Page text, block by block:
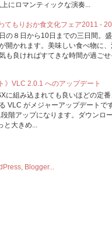
にロマンティックな演奏...
てもりおか食文化フェア2011 -
の８日から10日までの三日間。
開かれます。美味しい食べ物に
も良ければすてきな時間が過ご
》VLC 2.0.1 へのアップデート
に組み込まれても良いほどの定番
VLC がメジャーアップデートで
階アップになります。ダウンロ
大きめ...